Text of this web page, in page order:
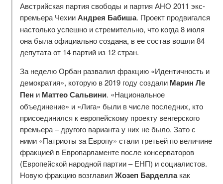
Австрийская партия свободы и партия АНО 2011 экс-
премьера ЧехииАндрея Бабиша. Проект продвигался
настолько успешно и стремительно, что когда 8 июля
она была официально создана, в ее состав вошли 84
депутата от 14 партий из 12 стран.
За неделю Орбан развалил фракцию «Идентичность и
демократия», которую в 2019 году создали Марин Ле
Пен и Маттео Сальвини. «Национальное
объединение» и «Лига» были в числе последних, кто
присоединился к европейскому проекту венгерского
премьера – другого варианта у них не было. Зато с
ними «Патриоты за Европу» стали третьей по величине
фракцией в Европарламенте после консерваторов
(Европейской народной партии – ЕНП) и социалистов.
Новую фракцию возглавил Жозеп Барделлакак